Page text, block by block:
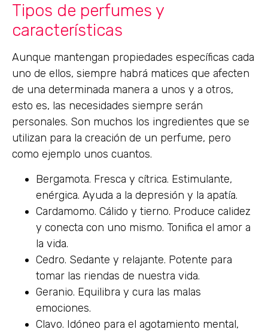
Tipos de perfumes y
características
Aunque mantengan propiedades específicas cada
uno de ellos, siempre habrá matices que afecten
de una determinada manera a unos y a otros,
esto es, las necesidades siempre serán
personales. Son muchos los ingredientes que se
utilizan para la creación de un perfume, pero
como ejemplo unos cuantos.
Bergamota. Fresca y cítrica. Estimulante,
enérgica. Ayuda a la depresión y la apatía.
Cardamomo. Cálido y tierno. Produce calidez
y conecta con uno mismo. Tonifica el amor a
la vida.
Cedro. Sedante y relajante. Potente para
tomar las riendas de nuestra vida.
Geranio. Equilibra y cura las malas
emociones.
Clavo. Idóneo para el agotamiento mental,